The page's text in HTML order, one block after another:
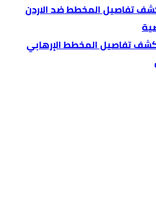
تفاصيل المخطط ضد الاردن
تفاصيل المخطط الإرهابي